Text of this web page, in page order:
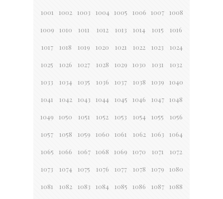
1001 1002 1003 1004 1005 1006 1007 1008
1009 1010 1011 1012 1013 1014 1015 1016
1017 1018 1019 1020 1021 1022 1023 1024
1025 1026 1027 1028 1029 1030 1031 1032
1033 1034 1035 1036 1037 1038 1039 1040
1041 1042 1043 1044 1045 1046 1047 1048
1049 1050 1051 1052 1053 1054 1055 1056
1057 1058 1059 1060 1061 1062 1063 1064
1065 1066 1067 1068 1069 1070 1071 1072
1073 1074 1075 1076 1077 1078 1079 1080
1081 1082 1083 1084 1085 1086 1087 1088